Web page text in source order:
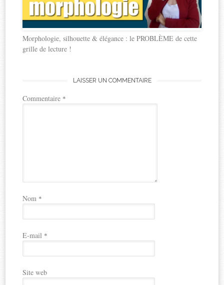
Morphologie, silhouette & élégance : le PROBLÈME de cette
grille de lecture !
LAISSER UN COMMENTAIRE
Commentaire *
Nom *
E-mail *
Site web